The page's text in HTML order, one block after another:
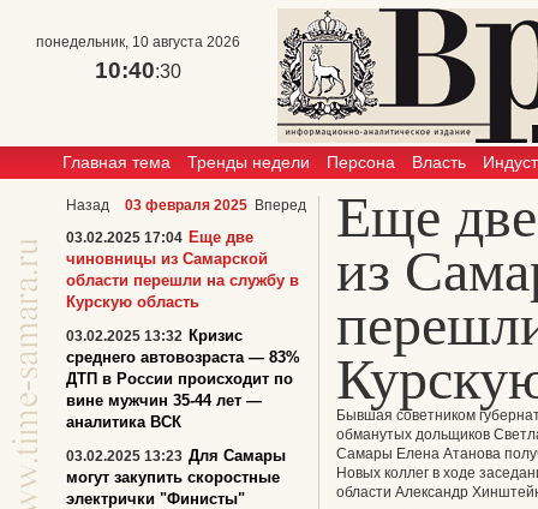
понедельник, 10 августа 2026
10:40:30
Главная тема Тренды недели Персона Власть
Еще
из
Бывшая советником
обманутых дольщиков
Самары Елена Атанова
Новых коллег в ходе
области Александр
Назад 03 февраля 2025 Вперед
03.02.2025 17:04 Еще две
чиновницы из Самарской
области перешли на службу в
Курскую область
03.02.2025 13:32 Кризис
среднего автовозраста — 83%
ДТП в России происходит по
вине мужчин 35-44 лет —
аналитика ВСК
03.02.2025 13:23 Для Самары
могут закупить скоростные
электрички "Финисты"